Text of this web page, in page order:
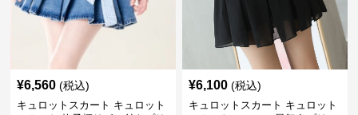
¥6,560 (税込)
キュロットスカート キュロット
¥6,100 (税込)
キュロットスカート キュロット